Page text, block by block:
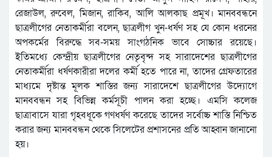
রেজাউল, রুবেল, মিজান, রাকিব, আলি আলকাছ প্রমূখ। মানববন্ধনে
ছাত্রলীগের নেতাকর্মীরা বলেন, ছাত্রলীগ খুন-ধর্ষণ সহ যে কোন ধরনের
অপকর্মের বিরুদ্ধে সব-সময় সাংগঠনিক ভাবে সোচ্চার রয়েছে।
ইতিমধ্যে কেন্দ্রীয় ছাত্রলীগের নেতৃবৃন্দ সহ সারাদেশের ছাত্রলীগের
নেতাকর্মীরা ধর্ষণকারীরা দলের কর্মী হতে পারে না, তাদের গ্রেফতারের
মাধ্যমে দৃষ্টান্ত মূলক শাস্তির জন্য সারাদেশে ছাত্রলীগের উদ্যোগে
মানববন্ধন সহ বিভিন্ন কর্মসূচী পালন করা হচ্ছে। এমসি কলেজ
ছাত্রাবাসে যারা গৃহবধূকে গণধর্ষণ করেছে তাদের সর্বোচ্চ শাস্তি নিশ্চিত
করার জন্য মানববন্ধন থেকে সিলেটের প্রশাসনের প্রতি আহ্বান জানানো
হয়।